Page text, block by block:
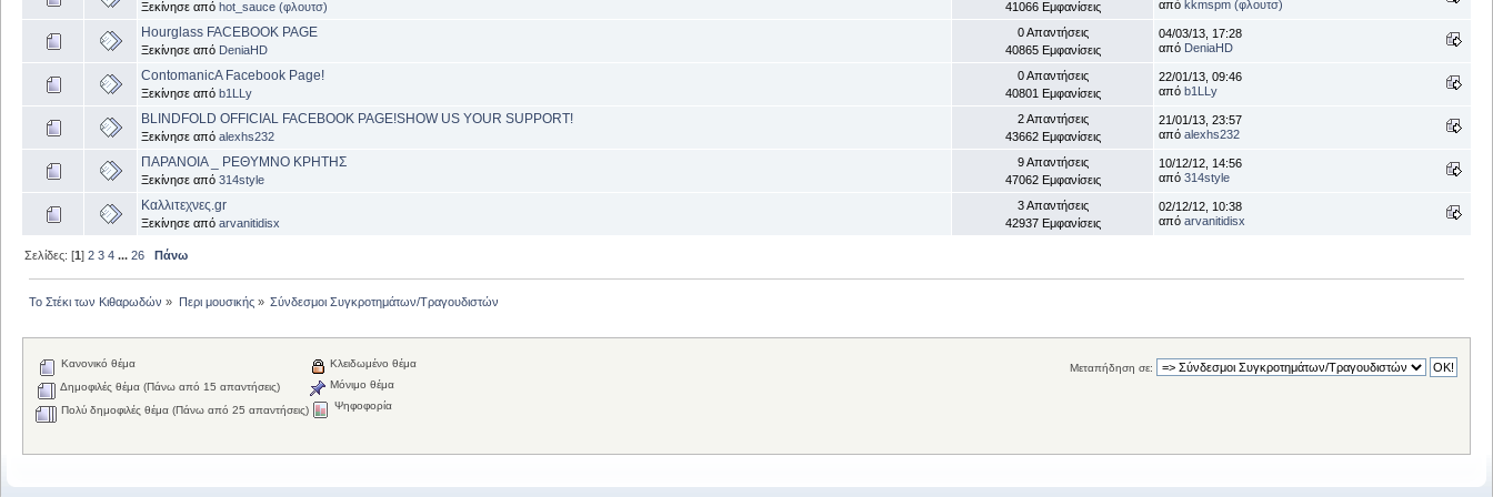
Ξεκίνησε από hot_sauce (φλουτσ) 41066 Εμφανίσεις από kkmspm (φλουτσ)
Hourglass FACEBOOK PAGE
Ξεκίνησε από DeniaHD
0 Απαντήσεις
40865 Εμφανίσεις
04/03/13, 17:28
από DeniaHD
ContomanicA Facebook Page!
Ξεκίνησε από b1LLy
0 Απαντήσεις
40801 Εμφανίσεις
22/01/13, 09:46
από b1LLy
BLINDFOLD OFFICIAL FACEBOOK PAGE!SHOW US YOUR SUPPORT!
Ξεκίνησε από alexhs232
2 Απαντήσεις
43662 Εμφανίσεις
21/01/13, 23:57
από alexhs232
ΠΑΡΑΝΟΙΑ _ ΡΕΘΥΜΝΟ ΚΡΗΤΗΣ
Ξεκίνησε από 314style
9 Απαντήσεις
47062 Εμφανίσεις
10/12/12, 14:56
από 314style
Καλλιτεχνες.gr
Ξεκίνησε από arvanitidisx
3 Απαντήσεις
42937 Εμφανίσεις
02/12/12, 10:38
από arvanitidisx
Σελίδες: [1]2 3 4 ...26 Πάνω
Το Στέκι των Κιθαρωδών » Περι μουσικής» Σύνδεσμοι Συγκροτημάτων/Τραγουδιστών
Μεταπήδηση σε:
Κανονικό θέμα
Δημοφιλές θέμα (Πάνω από 15 απαντήσεις)
Πολύ δημοφιλές θέμα (Πάνω από 25 απαντήσεις)
Κλειδωμένο θέμα
Μόνιμο θέμα
Ψηφοφορία